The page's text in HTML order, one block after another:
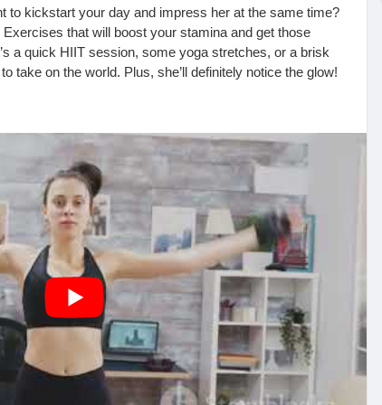
to kickstart your day and impress her at the same time?
that will boost your stamina and get those
a quick HIIT session, some yoga stretches, or a brisk
take on the world. Plus, she’ll definitely notice the glow!
🚀
#StaminaBoost #SecretExercises
#HealthyLifestyle
#GetFit #SurpriseHer
#LoveYourself
#Fitspiration
#ExerciseTime
#FitLife #StayActive
#CouplesWorkout
#WorkoutInspiration
#FitnessAddict